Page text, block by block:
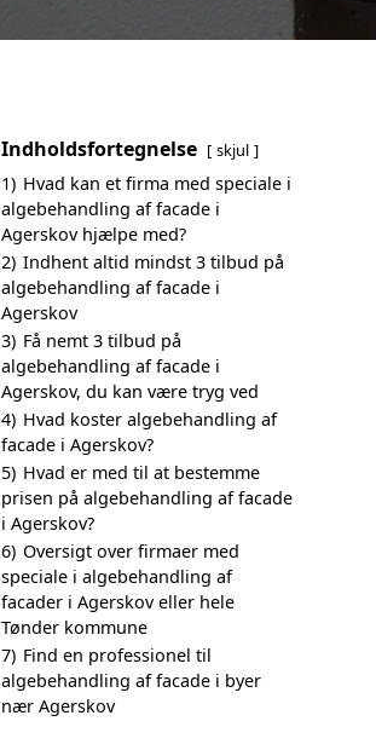
Indholdsfortegnelse skjul
1) Hvad kan et firma med speciale i
algebehandling af facade i
Agerskov hjælpe med?
2) Indhent altid mindst 3 tilbud på
algebehandling af facade i
Agerskov
3) Få nemt 3 tilbud på
algebehandling af facade i
Agerskov, du kan være tryg ved
4) Hvad koster algebehandling af
facade i Agerskov?
5) Hvad er med til at bestemme
prisen på algebehandling af facade
i Agerskov?
6) Oversigt over firmaer med
speciale i algebehandling af
facader i Agerskov eller hele
Tønder kommune
7) Find en professionel til
algebehandling af facade i byer
nær Agerskov